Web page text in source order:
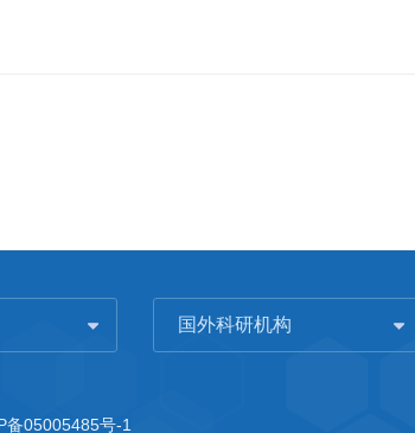
国外科研机构
备05005485号-1